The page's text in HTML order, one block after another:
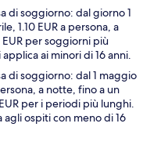
di soggiorno: dal giorno 1
1.10 EUR a persona, a
per soggiorni più
ai minori di 16 anni.
di soggiorno: dal 1 maggio
a notte, fino a un
per i periodi più lunghi.
agli ospiti con meno di 16